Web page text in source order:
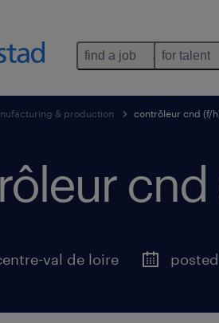
find a job for talent
& production contrôleur cnd (f/
cnd
val de loire